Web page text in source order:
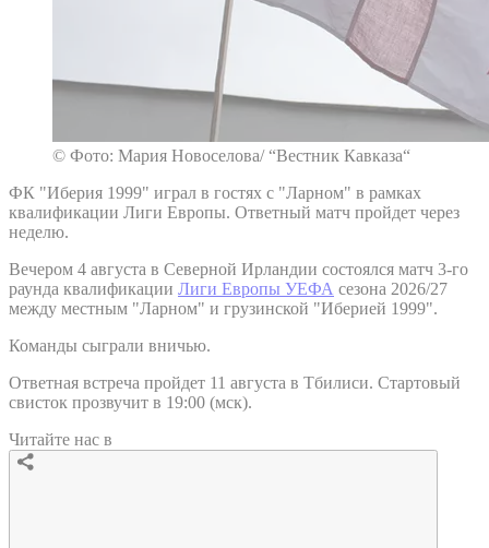
© Фото: Мария Новоселова/ “Вестник Кавказа“
ФК "Иберия 1999" играл в гостях с "Ларном" в рамках
квалификации Лиги Европы. Ответный матч пройдет через
неделю.
Вечером 4 августа в Северной Ирландии состоялся матч 3-го
раунда квалификации Лиги Европы УЕФА сезона 2026/27
между местным "Ларном" и грузинской "Иберией 1999".
Команды сыграли вничью.
Ответная встреча пройдет 11 августа в Тбилиси. Стартовый
свисток прозвучит в 19:00 (мск).
Читайте нас в